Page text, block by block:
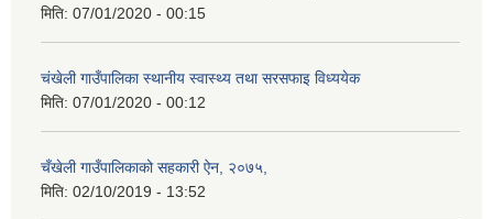
मिति: 07/01/2020 - 00:15
चंखेली गाउँपालिका स्थानीय स्वास्थ्य तथा सरसफाइ विध्ययेक
मिति: 07/01/2020 - 00:12
चँखेली गाउँपालिकाको सहकारी ऐन, २०७५,
मिति: 02/10/2019 - 13:52